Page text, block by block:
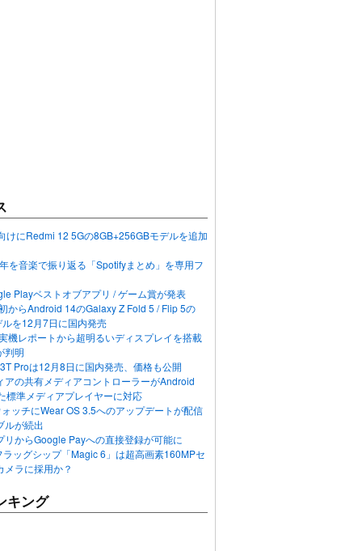
けにRedmi 12 5Gの8GB+256GBモデルを追加
を音楽で振り返る「Spotifyまとめ」を専用フ
Playベストオブアプリ / ゲーム賞が発表
からAndroid 14のGalaxy Z Fold 5 / Flip 5の
を12月7日に国内発売
機レポートから超明るいディスプレイを搭載
判明
Proは12月8日に国内発売、価格も公開
アの共有メディアコントローラーがAndroid
標準メディアプレイヤーに対応
ッチにWear OS 3.5へのアップデートが配信
ルが続出
リからGoogle Payへの直接登録が可能に
ッグシップ「Magic 6」は超高画素160MPセ
メラに採用か？
キング